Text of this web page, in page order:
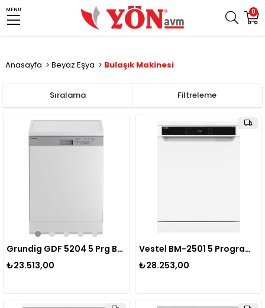
0
MENU
Anasayfa Beyaz Eşya Bulaşık Makinesi
Filtreleme
Sıralama
Grundig GDF 5204 5 Prg Bulaşık Makinesi
₺23.513,00
Vestel BM-2501 5 Programlı Bulaşık Makinesi Beyaz
₺28.253,00